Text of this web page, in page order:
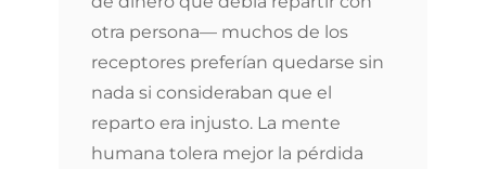
otra persona— muchos de los
receptores preferían quedarse sin
nada si consideraban que el
reparto era injusto. La mente
humana tolera mejor la pérdida